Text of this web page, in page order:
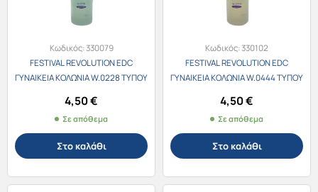
Κωδικός:330079
FESTIVAL REVOLUTION EDC
ΓΥΝΑΙΚΕΙΑ ΚΟΛΩΝΙΑ W.0228 ΤΥΠΟΥ
4,50€
Σε απόθεμα
Στο καλάθι
Κωδικός:330102
FESTIVAL REVOLUTION EDC
ΓΥΝΑΙΚΕΙΑ ΚΟΛΩΝΙΑ W.0444 ΤΥΠΟΥ
4,50€
Σε απόθεμα
Στο καλάθι